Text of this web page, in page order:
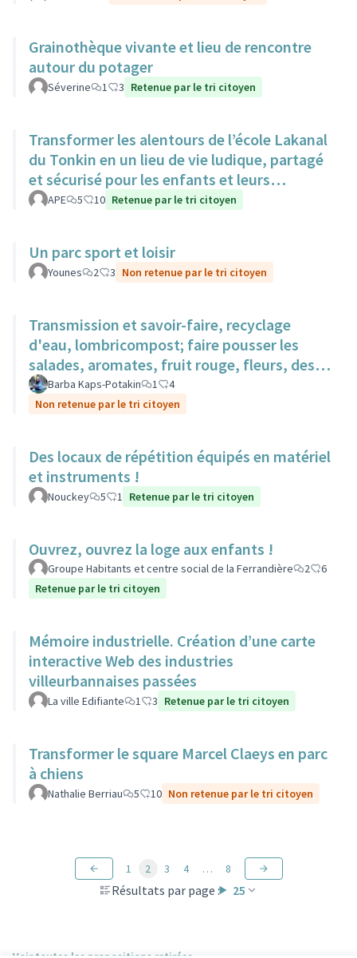
Grainothèque vivante et lieu de rencontre
autour du potager
Séverine 1 3 Retenue par le tri citoyen
Transformer les alentours de l’école Lakanal
du Tonkin en un lieu de vie ludique, partagé
et sécurisé pour les enfants et leurs
familles.
APE 5 10 Retenue par le tri citoyen
Un parc sport et loisir
Younes 2 3 Non retenue par le tri citoyen
Transmission et savoir-faire, recyclage
d'eau, lombricompost; faire pousser les
salades, aromates, fruit rouge, fleurs, des
surfaces sur des toits.
Barba Kaps-Potakin 1
4
Non retenue par le tri citoyen
Des locaux de répétition équipés en matériel
et instruments !
Nouckey 5 1 Retenue par le tri citoyen
Ouvrez, ouvrez la loge aux enfants !
Groupe Habitants et centre social de la Ferrandière 2
6
Retenue par le tri citoyen
Mémoire industrielle. Création d’une carte
interactive Web des industries
villeurbannaises passées
La ville Edifiante 1 3 Retenue par le tri citoyen
Transformer le square Marcel Claeys en parc
à chiens
Nathalie Berriau 5 10 Non retenue par le tri citoyen
Résultats par page : 25
1 2 3 4 … 8